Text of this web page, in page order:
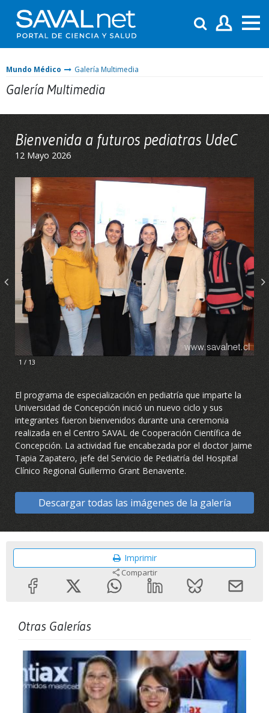
Mundo Médico Galería Multimedia
Galería Multimedia
Bienvenida a futuros pediatras UdeC
12 Mayo 2026
1 / 13
El programa de especialización en pediatría que imparte la
Universidad de Concepción inició un nuevo ciclo y sus
integrantes fueron bienvenidos durante una ceremonia
realizada en el Centro SAVAL de Cooperación Científica de
Concepción. La actividad fue encabezada por el doctor Jaime
Tapia Zapatero, jefe del Servicio de Pediatría del Hospital
Clínico Regional Guillermo Grant Benavente.
Descargar todas las imágenes de la galería
Imprimir
Compartir
Otras Galerías